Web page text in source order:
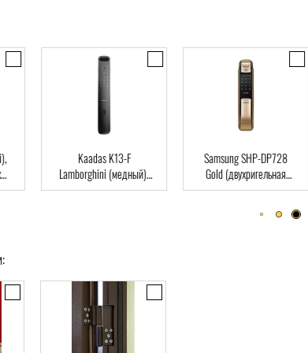
Kaadas K13-F
Lamborghini (медный),
Автомат, Face-ID,
Samsung SHP-DP728
Gold (двухригельная
врезная часть), Автомат,